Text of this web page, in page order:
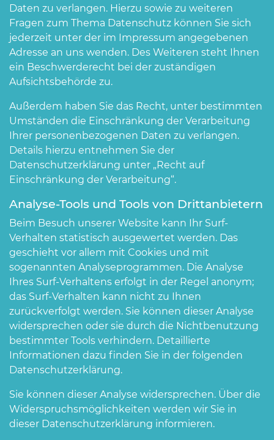
Daten zu verlangen. Hierzu sowie zu weiteren
Fragen zum Thema Datenschutz können Sie sich
jederzeit unter der im Impressum angegebenen
Adresse an uns wenden. Des Weiteren steht Ihnen
ein Beschwerderecht bei der zuständigen
Aufsichtsbehörde zu.
Außerdem haben Sie das Recht, unter bestimmten
Umständen die Einschränkung der Verarbeitung
Ihrer personenbezogenen Daten zu verlangen.
Details hierzu entnehmen Sie der
Datenschutzerklärung unter „Recht auf
Einschränkung der Verarbeitung“.
Analyse-Tools und Tools von Drittanbietern
Beim Besuch unserer Website kann Ihr Surf-
Verhalten statistisch ausgewertet werden. Das
geschieht vor allem mit Cookies und mit
sogenannten Analyseprogrammen. Die Analyse
Ihres Surf-Verhaltens erfolgt in der Regel anonym;
das Surf-Verhalten kann nicht zu Ihnen
zurückverfolgt werden. Sie können dieser Analyse
widersprechen oder sie durch die Nichtbenutzung
bestimmter Tools verhindern. Detaillierte
Informationen dazu finden Sie in der folgenden
Datenschutzerklärung.
Sie können dieser Analyse widersprechen. Über die
Widerspruchsmöglichkeiten werden wir Sie in
dieser Datenschutzerklärung informieren.